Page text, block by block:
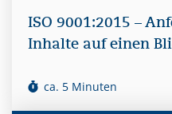
ISO 9001:2015 –
Inhalte auf einen
ca. 5 Minuten